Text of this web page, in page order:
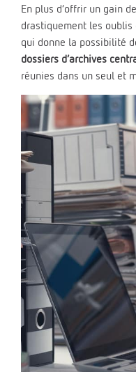
En plus d’offrir un gain
drastiquement les oublis
qui donne la possibilité
dossiers d’archives
réunies dans un seul et